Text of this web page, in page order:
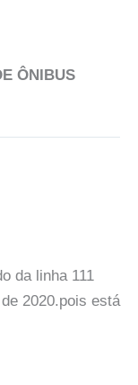
ÔNIBUS
da linha 111
2020.pois está